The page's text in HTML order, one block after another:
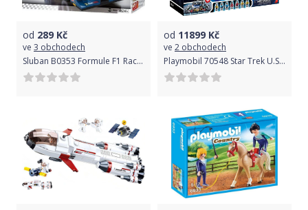
od 289 Kč
ve 3 obchodech
Sluban B0353 Formule F1 Racing Car Modrá 257 ks
od 11899 Kč
ve 2 obchodech
Playmobil 70548 Star Trek U.S.S. Enterprise NCC-1701